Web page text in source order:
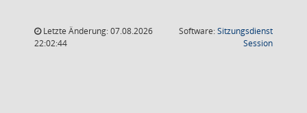
Letzte Änderung: 07.08.2026
22:02:44
Software:Sitzungsdienst
Session(Wird in